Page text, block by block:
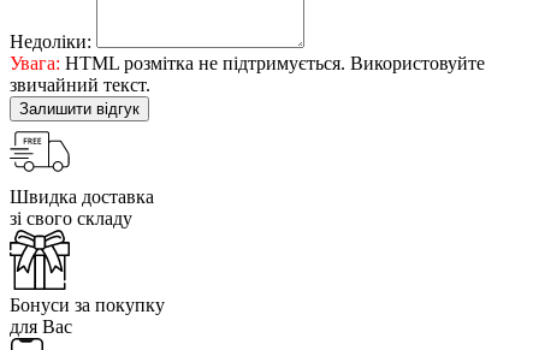
Недоліки:
Увага: HTML розмітка не підтримується. Використовуйте
звичайний текст.
Залишити відгук
Швидка доставка
зі свого складу
Бонуси за покупку
для Вас